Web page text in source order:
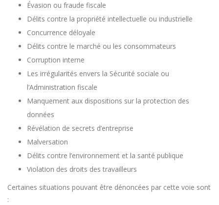
Évasion ou fraude fiscale
Délits contre la propriété intellectuelle ou industrielle
Concurrence déloyale
Délits contre le marché ou les consommateurs
Corruption interne
Les irrégularités envers la Sécurité sociale ou
l’Administration fiscale
Manquement aux dispositions sur la protection des
données
Révélation de secrets d’entreprise
Malversation
Délits contre l’environnement et la santé publique
Violation des droits des travailleurs
Certaines situations pouvant être dénoncées par cette voie sont
: